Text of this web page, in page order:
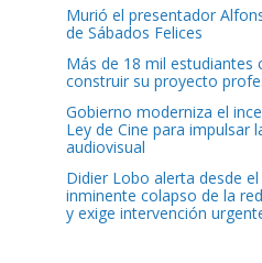
Murió el presentador
de Sábados Felices
Más de 18 mil estudiantes
construir su proyecto
Gobierno moderniza el
Ley de Cine para impulsar
audiovisual
Didier Lobo alerta desde
inminente colapso de la
y exige intervención